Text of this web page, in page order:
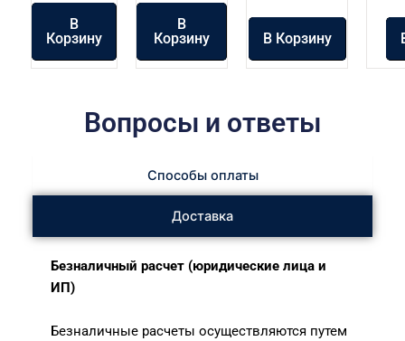
В
Корзину
В
Корзину
В Корзину
Вопросы и ответы
Способы оплаты
Доставка
Безналичный расчет (юридические лица и
ИП)
Безналичные расчеты осуществляются путем